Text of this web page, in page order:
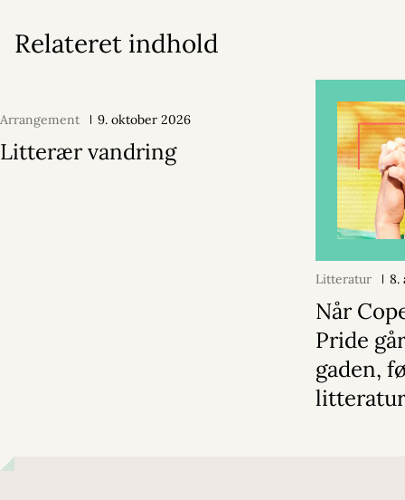
Relateret indhold
Arrangement 9. oktober 2026
Litterær vandring
Litteratur 8.
Når
Pride
gaden,